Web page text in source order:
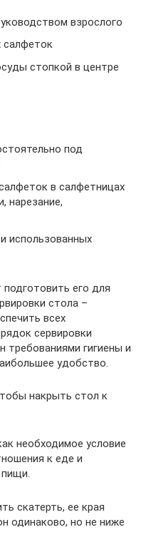
взрослого
салфеток
стопкой в центре
под
в салфетницах
нарезание,
использованных
его для
стола –
всех
сервировки
требованиями гигиены и
удобство.
накрыть стол к
необходимое условие
к еде и
скатерть, ее края
одинаково, но не ниже